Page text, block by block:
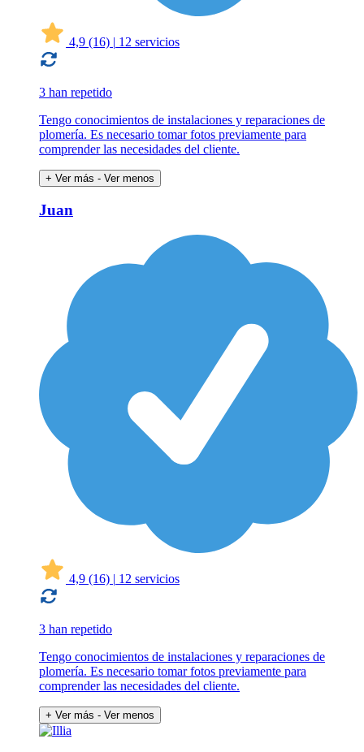
4,9 (16) | 12 servicios
3 han repetido
Tengo conocimientos de instalaciones y reparaciones de
plomería. Es necesario tomar fotos previamente para
comprender las necesidades del cliente.
+ Ver más - Ver menos
Juan
4,9 (16) | 12 servicios
3 han repetido
Tengo conocimientos de instalaciones y reparaciones de
plomería. Es necesario tomar fotos previamente para
comprender las necesidades del cliente.
+ Ver más - Ver menos